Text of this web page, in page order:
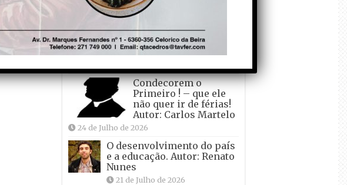
Tadei Pogacar vence o
“Tour” – A “Volta a
França em Bicicleta”
pela quinta vez! Autor:
João Dinis
Condecorem o
Primeiro ! – que ele
não quer ir de férias!
Autor: Carlos Martelo
24 de Julho de 2026
O desenvolvimento do país
e a educação. Autor: Renato
Nunes
21 de Julho de 2026